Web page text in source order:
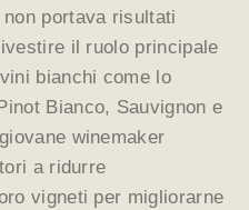
portava risultati
il ruolo principale
bianchi come lo
Bianco, Sauvignon e
winemaker
a ridurre
vigneti per migliorarne